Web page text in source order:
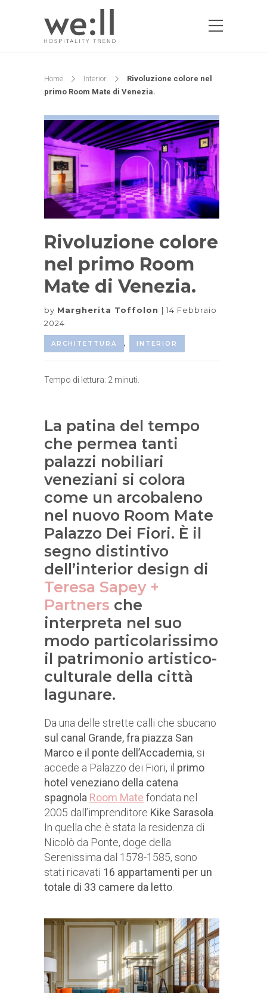
Home Interior
Rivoluzione colore nel
primo Room Mate di Venezia.
Rivoluzione colore
nel primo Room
Mate di Venezia.
by Margherita Toffolon
14 Febbraio
2024
ARCHITETTURA , INTERIOR
Tempo di lettura: 2 minuti.
La patina del tempo
che permea tanti
palazzi nobiliari
veneziani si colora
come un arcobaleno
nel nuovo Room Mate
Palazzo Dei Fiori. È il
segno distintivo
dell’interior design di
Teresa Sapey +
Partners che
interpreta nel suo
modo particolarissimo
il patrimonio artistico-
culturale della città
lagunare.
Da una delle strette calli che sbucano
sul canal Grande, fra piazza San
Marco e il ponte dell’Accademia, si
accede a Palazzo dei Fiori, il primo
hotel veneziano della catena
spagnola Room Mate fondata nel
2005 dall’imprenditore Kike Sarasola.
In quella che è stata la residenza di
Nicolò da Ponte, doge della
Serenissima dal 1578-1585, sono
stati ricavati 16 appartamenti per un
totale di 33 camere da letto.